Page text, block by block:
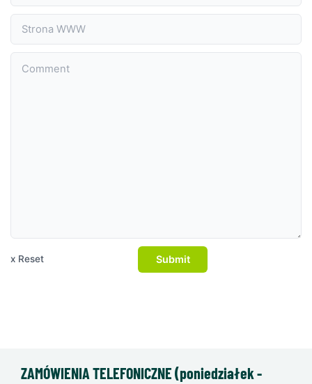
x Reset Submit
ZAMÓWIENIA TELEFONICZNE (poniedziałek -